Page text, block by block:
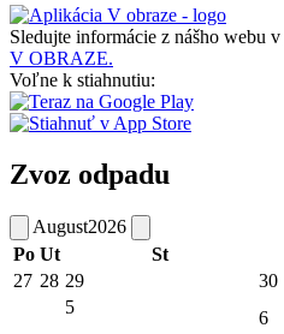
Sledujte informácie z nášho webu v
V OBRAZE.
Voľne k stiahnutiu:
Zvoz odpadu
August2026
Po Ut St
27 28 29 30
5
6